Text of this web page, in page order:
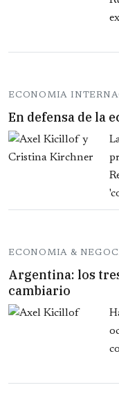
ECONOMIA
En defensa de la
ECONOMIA &
Argentina: los
cambiario